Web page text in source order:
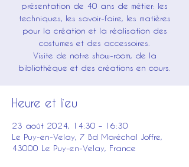
présentation de 40 ans de métier: les
techniques, les savoir-faire, les matières
pour la création et la réalisation des
costumes et des accessoires.
Visite de notre show-room, de la
bibliothèque et des créations en cours.
Heure et lieu
23 août 2024, 14:30 – 16:30
Le Puy-en-Velay, 7 Bd Maréchal Joffre,
43000 Le Puy-en-Velay, France